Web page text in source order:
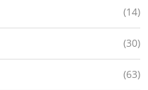
(14)
(30)
(63)